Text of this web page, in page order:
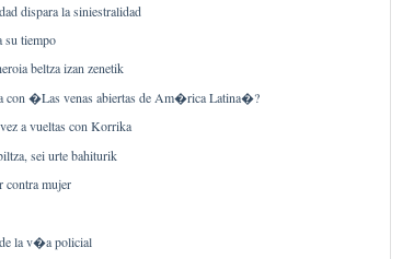
dispara la siniestralidad
su tiempo
beltza izan zenetik
�Las venas abiertas de Am�rica Latina�?
a vueltas con Korrika
sei urte bahiturik
contra mujer
la v�a policial